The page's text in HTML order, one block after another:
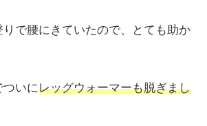
で腰にきていたので、とても助か
ついにレッグウォーマーも脱ぎまし